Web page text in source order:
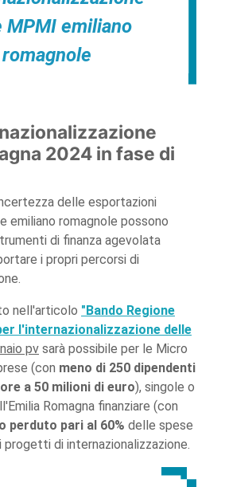
MPMI emiliano
romagnole
2024 in fase di
delle esportazioni
emiliano romagnole possono
di finanza agevolata
i propri percorsi di
nell'articolo "Bando Regione
l'internazionalizzazione delle
pv sarà possibile per le Micro
(con meno di 250 dipendenti
a 50 milioni di euro), singole o
Romagna finanziare (con
perduto pari al 60% delle spese
progetti di internazionalizzazione.